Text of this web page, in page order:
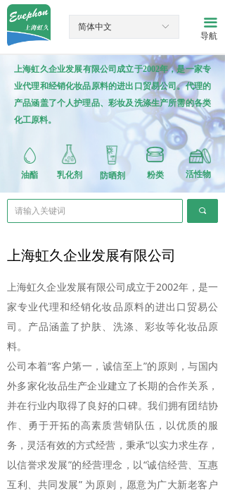
끀
网站首页
产品中心
新闻资讯
关于我们
导航
ꀅ
简体中文
上海虹久企业发展有限公司成立于2002年，是一
家专业代理和经销化妆品原料的进出口贸易公
司。产品涵盖了护肤、洗涤、彩妆等化妆品原
料。
公司本着“客户第一，诚信至上”的原则，与国内
外多家化妆品生产企业建立了长期的合作关系，
并在行业内取得了良好的口碑。我们拥有团结协
作、勇于开拓的高素质营销队伍，以优质的服
务，灵活有效的方式经营，秉承“以实力求生存，
以信誉求发展”的经营理念，以“诚信经营、互惠
互利、共同发展” 为原则，愿意为广大新老客户
上海虹久企业发展有限公司
上海虹久企业发展有限公司成立于2002年，是一家专
业代理和经销化妆品原料的进出口贸易公司。代理的
产品涵盖了个人护理品、彩妆及洗涤生产所需的各类
化工原料。
油酯 乳化剂 防晒剂 粉类 活性物
끠